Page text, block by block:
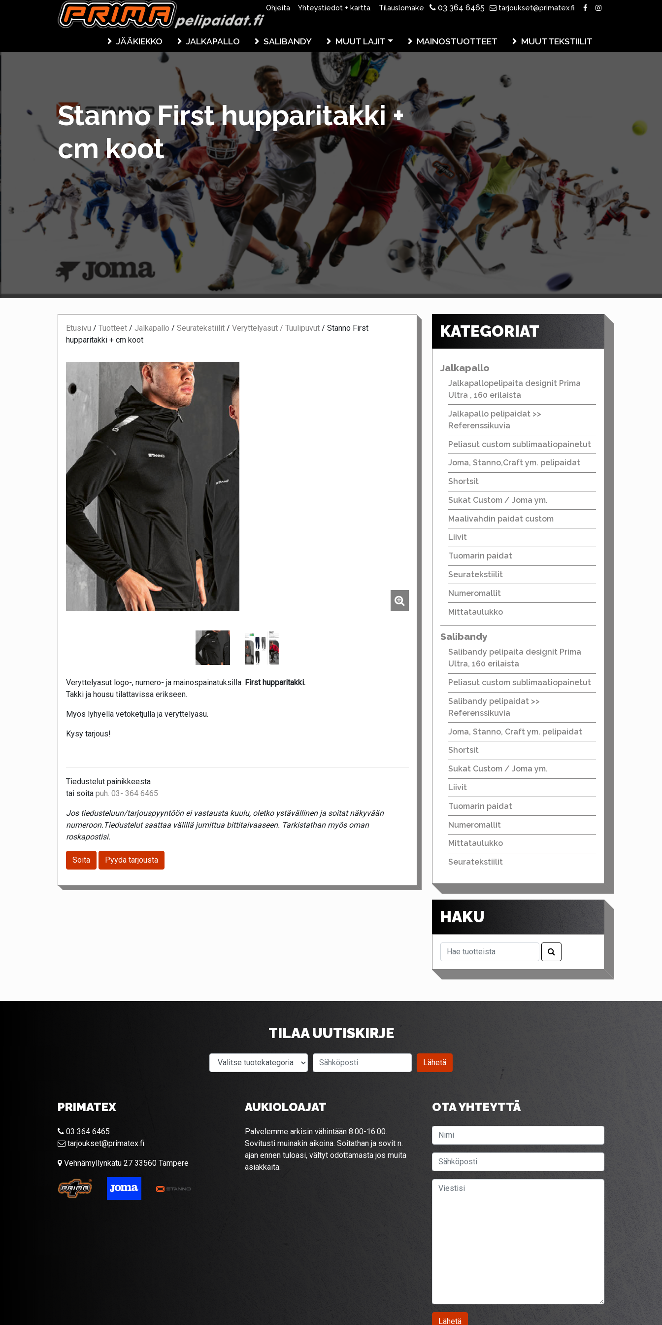
Ohjeita Yhteystiedot + kartta Tilauslomake 03 364 6465 tarjoukset@primatex.fi
JÄÄKIEKKO JALKAPALLO SALIBANDY MUUT LAJIT MAINOSTUOTTEET MUUT TEKSTIILIT
Stanno First hupparitakki +
cm koot
Etusivu / Tuotteet / Jalkapallo / Seuratekstiilit / Veryttelyasut / Tuulipuvut / Stanno First
hupparitakki + cm koot
Veryttelyasut logo-, numero- ja mainospainatuksilla. First hupparitakki.
Takki ja housu tilattavissa erikseen.
Myös lyhyellä vetoketjulla ja veryttelyasu.
Kysy tarjous!
Tiedustelut painikkeesta
tai soita puh. 03- 364 6465
Jos tiedusteluun/tarjouspyyntöön ei vastausta kuulu, oletko ystävällinen ja soitat näkyvään
numeroon.Tiedustelut saattaa välillä jumittua bittitaivaaseen. Tarkistathan myös oman
roskapostisi.
Soita Pyydä tarjousta
KATEGORIAT
Jalkapallo
Jalkapallopelipaita designit Prima
Ultra , 160 erilaista
Jalkapallo pelipaidat >>
Referenssikuvia
Peliasut custom sublimaatiopainetut
Joma, Stanno,Craft ym. pelipaidat
Shortsit
Sukat Custom / Joma ym.
Maalivahdin paidat custom
Liivit
Tuomarin paidat
Seuratekstiilit
Numeromallit
Mittataulukko
Salibandy
Salibandy pelipaita designit Prima
Ultra, 160 erilaista
Peliasut custom sublimaatiopainetut
Salibandy pelipaidat >>
Referenssikuvia
Joma, Stanno, Craft ym. pelipaidat
Shortsit
Sukat Custom / Joma ym.
Liivit
Tuomarin paidat
Numeromallit
Mittataulukko
Seuratekstiilit
HAKU
TILAA UUTISKIRJE
Valitse tuotekategoria Lähetä
PRIMATEX
03 364 6465
tarjoukset@primatex.fi
Vehnämyllynkatu 27 33560 Tampere
AUKIOLOAJAT
Palvelemme arkisin vähintään 8.00-16.00.
Sovitusti muinakin aikoina. Soitathan ja sovit n.
ajan ennen tuloasi, vältyt odottamasta jos muita
asiakkaita.
OTA YHTEYTTÄ